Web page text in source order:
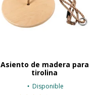
Asiento de madera para
tirolina
Disponible